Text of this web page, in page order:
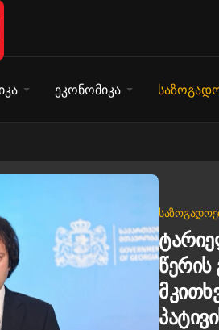
ეკონომიკა